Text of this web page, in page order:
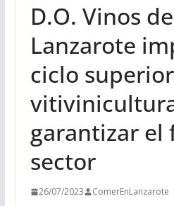
D.O. Vinos de
Lanzarote
ciclo
garantizar el
sector
26/07/2023 ComerEnLanzarote